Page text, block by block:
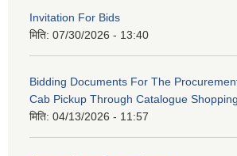
Invitation For Bids
मिति: 07/30/2026 - 13:40
Bidding Documents For The
Cab Pickup Through Catalogue
मिति: 04/13/2026 - 11:57